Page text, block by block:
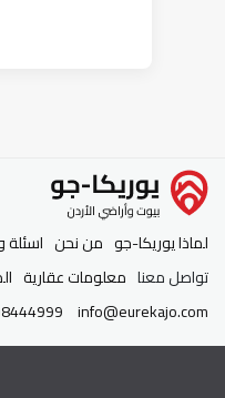
لماذا يوريكا-جو من نحن اسئلة
تواصل معنا معلومات عقارية
info@eurekajo.com